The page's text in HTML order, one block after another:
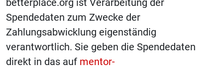
betterplace.org ist Verarbeitung der
Spendedaten zum Zwecke der
Zahlungsabwicklung eigenständig
verantwortlich. Sie geben die Spendedaten
direkt in das auf mentor-